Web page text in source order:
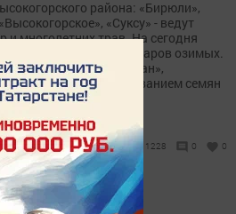
района: «Бирюли»,
«Суксу» - ведут
и многолетних трав. На сегодня
многолеток и 400 гектаров озимых.
«Ватан», «Битаман»,
заняты протравливанием семян
1228 0 0